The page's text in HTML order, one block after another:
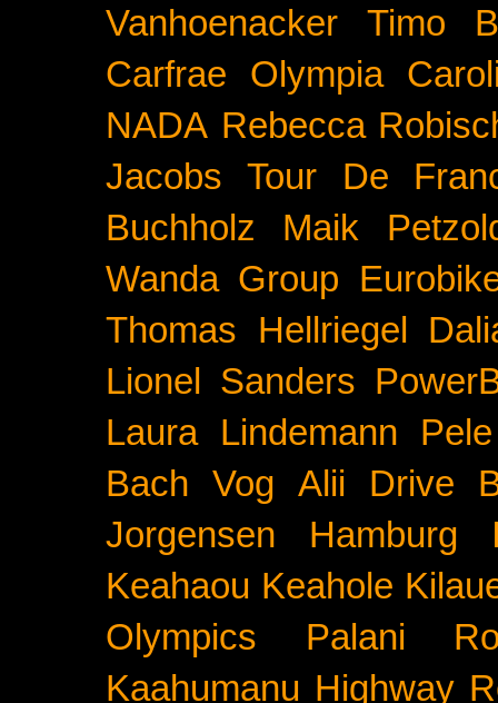
Vanhoenacker
Timo
Carfrae
Olympia
NADA Rebecca
Jacobs
Tour De
Buchholz
Maik
Wanda Group
Thomas Hellriegel
Lionel Sanders
Laura Lindemann
Pele
Bach Vog Alii Drive
Jorgensen
Hamburg
Keahaou Keahole
Olympics
Palani
Kaahumanu Highway